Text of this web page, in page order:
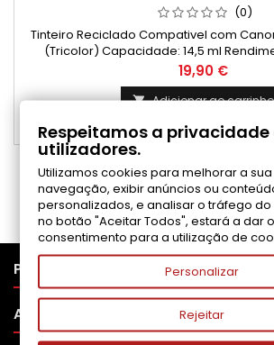
(0)
Tinteiro Reciclado Compativel com
(Tricolor) Capacidade: 14,5 ml
Páginas*
Preço
19,90 €
 Adicionar ao carrinho
Disponível
PRODUTOS
APOIO AO CLIENTE
Respeitamos a privacidade
utilizadores.
Utilizamos cookies para melhorar a
navegação, exibir anúncios ou
personalizados, e analisar o tráfego do
no botão "Aceitar Todos", estará a dar
consentimento para a utilização de
Personalizar
Rejeitar